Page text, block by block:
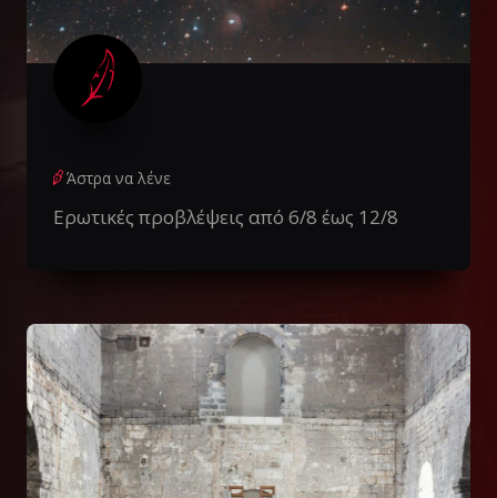
Άστρα να λένε
Ερωτικές προβλέψεις από 6/8 έως 12/8